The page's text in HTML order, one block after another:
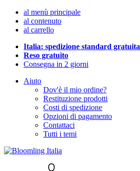
al menù principale
al contenuto
al carrello
Italia: spedizione standard gratuita
Reso gratuito
Consegna in 2 giorni
Aiuto
Dov'è il mio ordine?
Restituzione prodotti
Costi di spedizione
Opzioni di pagamento
Contattaci
Tutti i temi